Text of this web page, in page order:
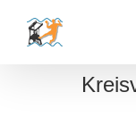
Inhalt
springen